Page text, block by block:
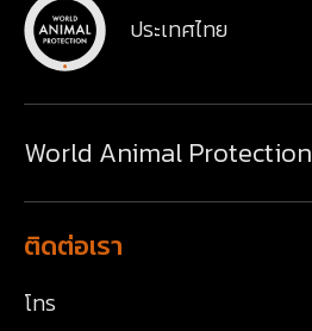
ประเทศไทย
World Animal Protection
ติดต่อเรา
โทร